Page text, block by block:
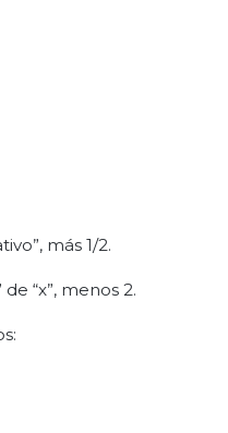
más 1/2.
“x”, menos 2.